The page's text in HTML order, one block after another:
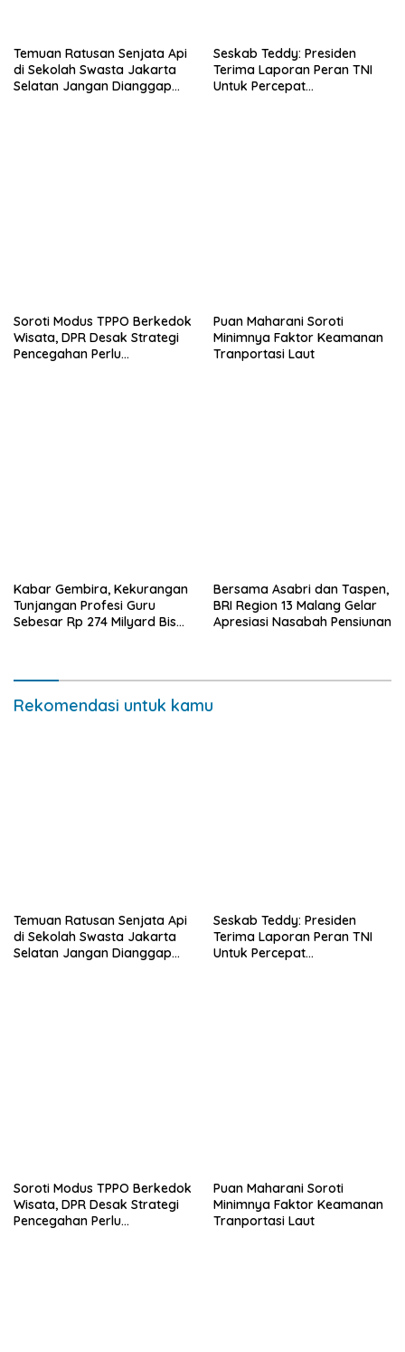
Temuan Ratusan Senjata Api
di Sekolah Swasta Jakarta
Selatan Jangan Dianggap
Seskab Teddy: Presiden
Terima Laporan Peran TNI
Untuk Percepat
Soroti Modus TPPO Berkedok
Wisata, DPR Desak Strategi
Pencegahan Perlu
Puan Maharani Soroti
Minimnya Faktor Keamanan
Tranportasi Laut
Kabar Gembira, Kekurangan
Tunjangan Profesi Guru
Sebesar Rp 274 Milyard Bisa
Bersama Asabri dan Taspen,
BRI Region 13 Malang Gelar
Apresiasi Nasabah Pensiunan
Rekomendasi untuk kamu
Temuan Ratusan Senjata Api
di Sekolah Swasta Jakarta
Selatan Jangan Dianggap
Seskab Teddy: Presiden
Terima Laporan Peran TNI
Untuk Percepat
Soroti Modus TPPO Berkedok
Wisata, DPR Desak Strategi
Pencegahan Perlu
Puan Maharani Soroti
Minimnya Faktor Keamanan
Tranportasi Laut